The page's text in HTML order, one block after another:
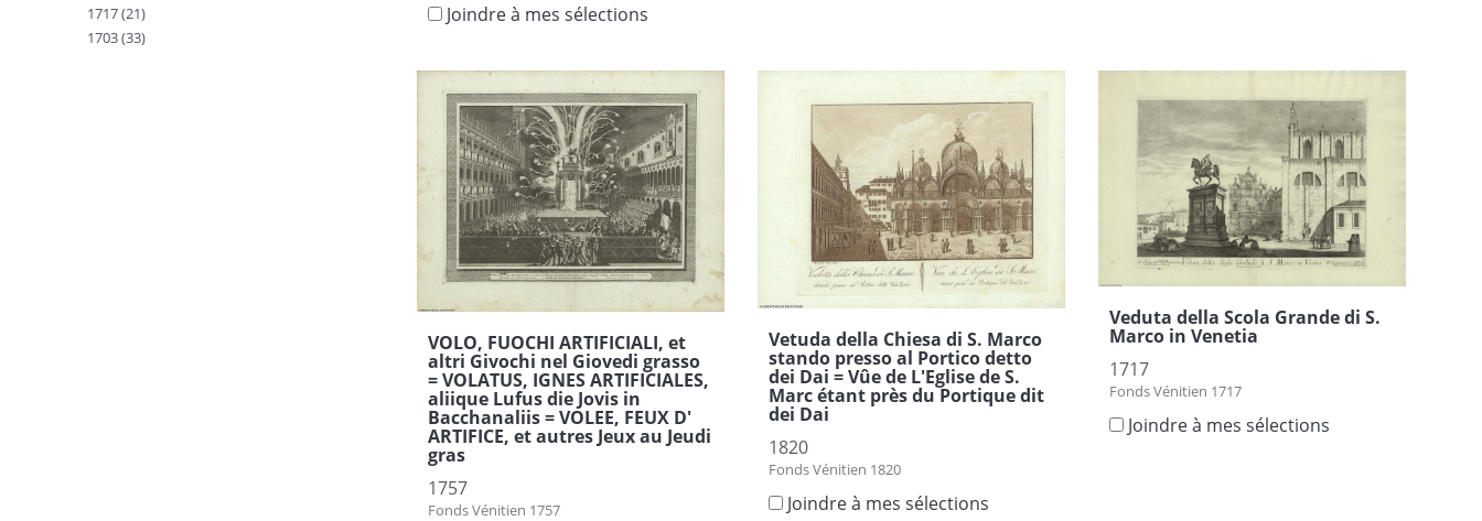
1717 (21)
1703 (33)
Joindre à mes sélections
VOLO, FUOCHI ARTIFICIALI, et
altri Givochi nel Giovedi grasso
= VOLATUS, IGNES ARTIFICIALES,
aliique Lufus die Jovis in
Bacchanaliis = VOLEE, FEUX D'
ARTIFICE, et autres Jeux au Jeudi
gras
1757
Fonds Vénitien 1757
Vetuda della Chiesa di S. Marco
stando presso al Portico detto
dei Dai = Vûe de L'Eglise de S.
Marc étant près du Portique dit
dei Dai
1820
Fonds Vénitien 1820
Joindre à mes sélections
Veduta della Scola Grande di S.
Marco in Venetia
1717
Fonds Vénitien 1717
Joindre à mes sélections